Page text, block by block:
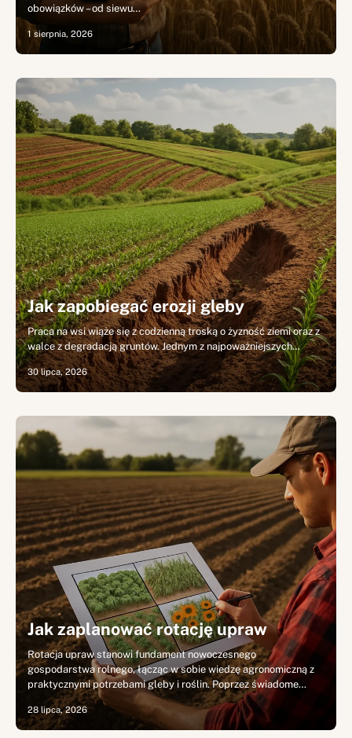
obowiązków – od siewu…
1 sierpnia, 2026
Jak zapobiegać erozji gleby
Praca na wsi wiąże się z codzienną troską o żyzność ziemi oraz z
walce z degradacją gruntów. Jednym z najpoważniejszych…
30 lipca, 2026
Jak zaplanować rotację upraw
Rotacja upraw stanowi fundament nowoczesnego
gospodarstwa rolnego, łącząc w sobie wiedzę agronomiczną z
praktycznymi potrzebami gleby i roślin. Poprzez świadome…
28 lipca, 2026